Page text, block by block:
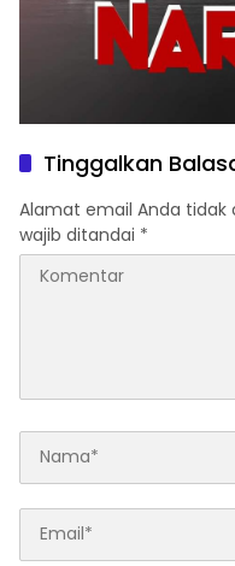
Tinggalkan
Alamat email Anda tidak
wajib ditandai *